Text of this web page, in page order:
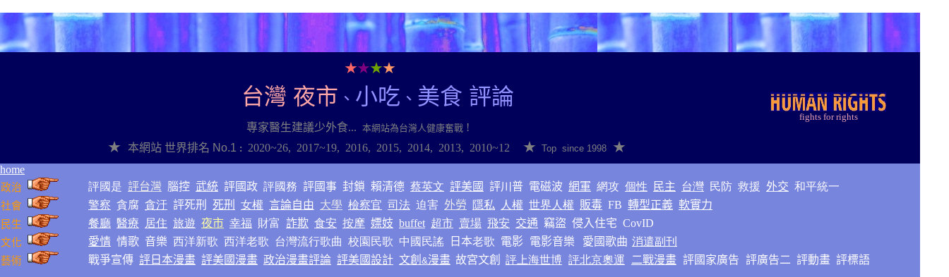
★★★★
台灣 夜市 、 小吃 、 美食 評論
專家醫生建議少外食... 本網站為台灣人健康奮戰!
★ 本網站 世界排名 No.1 : 2020~26, 2017~19, 2016, 2015, 2014, 2013, 2010~12 ★ Top since 1998 ★
fights for rights
home
政治 評國是 評台灣 腦控 武統 評國政 評國務 評國事 封鎖 賴清德 蔡英文 評美國 評川普 電磁波 網軍 網攻 個性 民主 台灣 民防 救援 外交 和平統一
社會 警察 貪腐 貪汙 評死刑 死刑 女權 言論自由 大學 檢察官 司法 迫害 外勞 隱私 人權 世界人權 販毒 FB 轉型正義 軟實力
民生 餐廳 醫療 居住 旅遊 夜市 幸福 財富 詐欺 食安 按摩 嫖妓 buffet 超市 賣場 飛安 交通 竊盜 侵入住宅 CovID
文化 愛情 情歌 音樂 西洋新歌 西洋老歌 台灣流行歌曲 校園民歌 中國民謠 日本老歌 電影 電影音樂 愛國歌曲 消遣副刊
藝術 戰爭宣傳 評日本漫畫 評美國漫畫 政治漫畫評論 評美國設計 文創 &漫畫 故宮文創 評上海世博 評北京奧運 二戰漫畫 評國家廣告 評廣告二 評動畫 評標語